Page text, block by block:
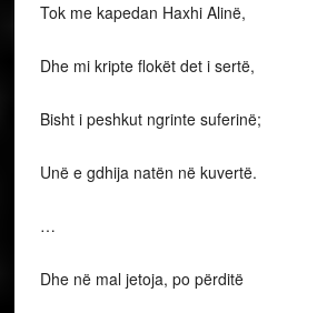
Tok me kapedan Haxhi Alinë,
Dhe mi kripte flokët det i sertë,
Bisht i peshkut ngrinte suferinë;
Unë e gdhija natën në kuvertë.
…
Dhe në mal jetoja, po përditë